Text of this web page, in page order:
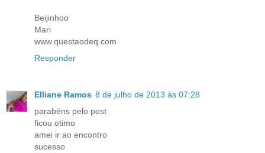
Beijinhoo
Mari
www.questaodeq.com
Responder
Elliane Ramos 8 de julho de 2013 às 07:28
parabéns pelo post
ficou otimo
amei ir ao encontro
sucesso